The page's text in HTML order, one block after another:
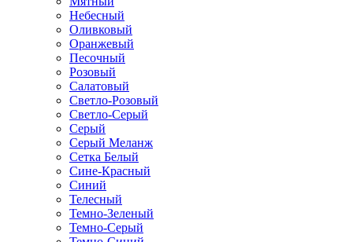
Небесный
Оливковый
Оранжевый
Песочный
Розовый
Салатовый
Светло-Розовый
Светло-Серый
Серый
Серый Меланж
Сетка Белый
Сине-Красный
Синий
Телесный
Темно-Зеленый
Темно-Серый